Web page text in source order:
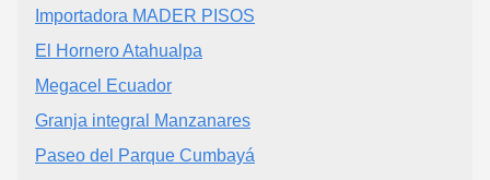
Importadora MADER PISOS
El Hornero Atahualpa
Megacel Ecuador
Granja integral Manzanares
Paseo del Parque Cumbayá